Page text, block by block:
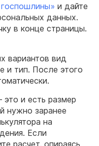
госпошлины» и дайте
данных.
в конце страницы.
вариантов вид
и тип. После этого
и есть размер
нужно заранее
на
Если
расчет, опираясь